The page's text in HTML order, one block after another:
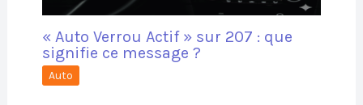
« Auto Verrou Actif » sur 207 : que
signifie ce message ?
Auto